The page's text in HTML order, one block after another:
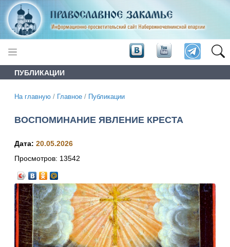
ПУБЛИКАЦИИ
На главную / Главное / Публикации
ВОСПОМИНАНИЕ ЯВЛЕНИЕ КРЕСТА
Дата: 20.05.2026
Просмотров: 13542